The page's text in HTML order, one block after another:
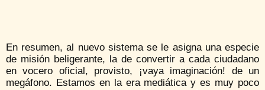
En resumen, al nuevo sistema se le asigna una especie
de misión beligerante, la de convertir a cada ciudadano
en vocero oficial, provisto, ¡vaya imaginación! de un
megáfono. Estamos en la era mediática y es muy poco